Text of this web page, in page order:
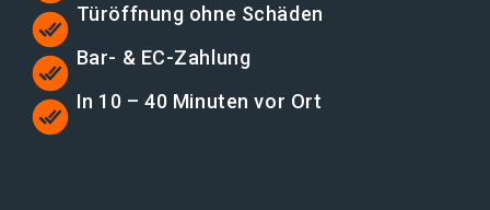
Türöffnung ohne Schäden
Bar- & EC-Zahlung
In 10 – 40 Minuten vor Ort